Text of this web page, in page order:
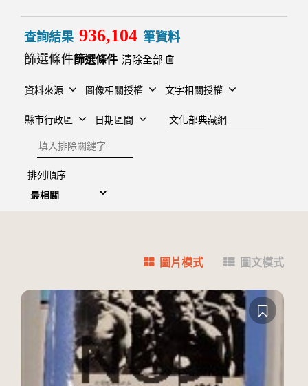
查詢結果 936,104 筆資料
篩選條件
清除全部
資料來源 圖像相關授權 文字相關授權
縣市行政區 日期區間
建檔單位
排除關鍵字
排列順序
圖片模式 圖文模式